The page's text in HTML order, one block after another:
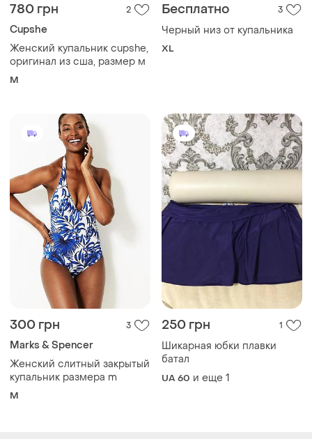
780 грн 2
Cupshe
Женский купальник cupshe,
оригинал из сша, размер м
M
Бесплатно 3
Черный низ от купальника
XL
300 грн 3
Marks & Spencer
Женский слитный закрытый
купальник размера m
M
250 грн 1
Шикарная юбки плавки
батал
UA 60 и еще 1